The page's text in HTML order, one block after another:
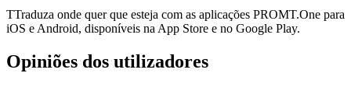
TTraduza onde quer que esteja com as aplicações PROMT.One para
iOS e Android, disponíveis na App Store e no Google Play.
Opiniões dos utilizadores